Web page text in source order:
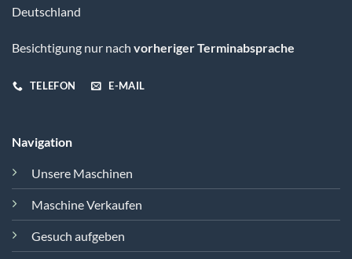
Deutschland
Besichtigung nur nach vorheriger Terminabsprache
TELEFON E-MAIL
Navigation
Unsere Maschinen
Maschine Verkaufen
Gesuch aufgeben